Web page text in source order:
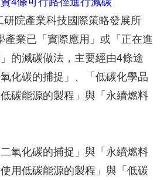
院產業科技國際策略發展所
產業已「實際應用」或「正在進
的減碳做法，主要經由4條途
化碳的捕捉」、「低碳化學品
碳能源的製程」與「永續燃料
氧化碳的捕捉」與「永續燃料
用低碳能源的製程」與「低碳